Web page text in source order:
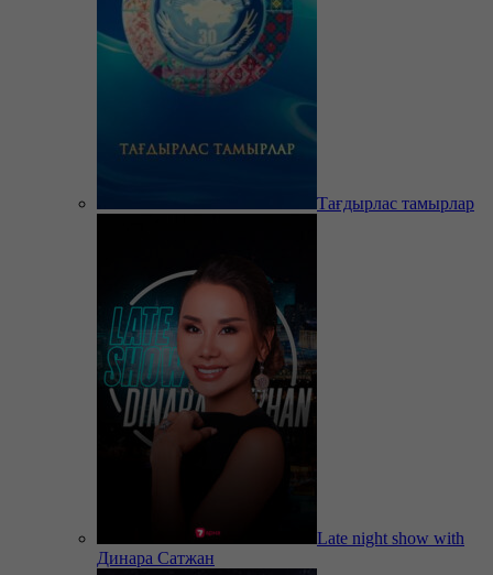
Тағдырлас тамырлар
Late night show with
Динара Сатжан